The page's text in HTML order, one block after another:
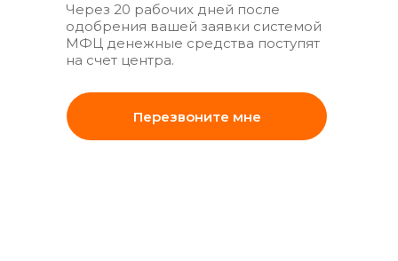
Перезвоните мне
Через 20 рабочих дней после
одобрения вашей заявки системой
МФЦ денежные средства поступят
на счет центра.